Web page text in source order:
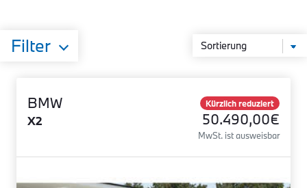
Filter
BMW
X2
Kürzlich reduziert
50.490,00€
MwSt. ist ausweisbar